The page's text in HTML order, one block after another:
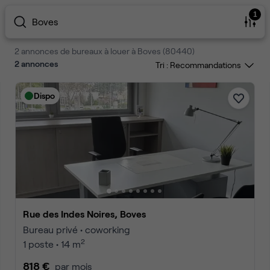
Boves
1
2 annonces de bureaux à louer à Boves (80440)
2annonces Tri :
Dispo
Rue des Indes Noires, Boves
Bureau privé • coworking
1 poste • 14 m2
818 € par mois